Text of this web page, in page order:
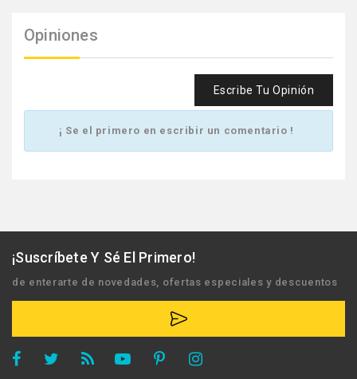
Opiniones
Escribe Tu Opinión
¡ Se el primero en escribir un comentario !
¡Suscríbete Y Sé El Primero!
de enterarte de novedades, ofertas especiales y descuentos